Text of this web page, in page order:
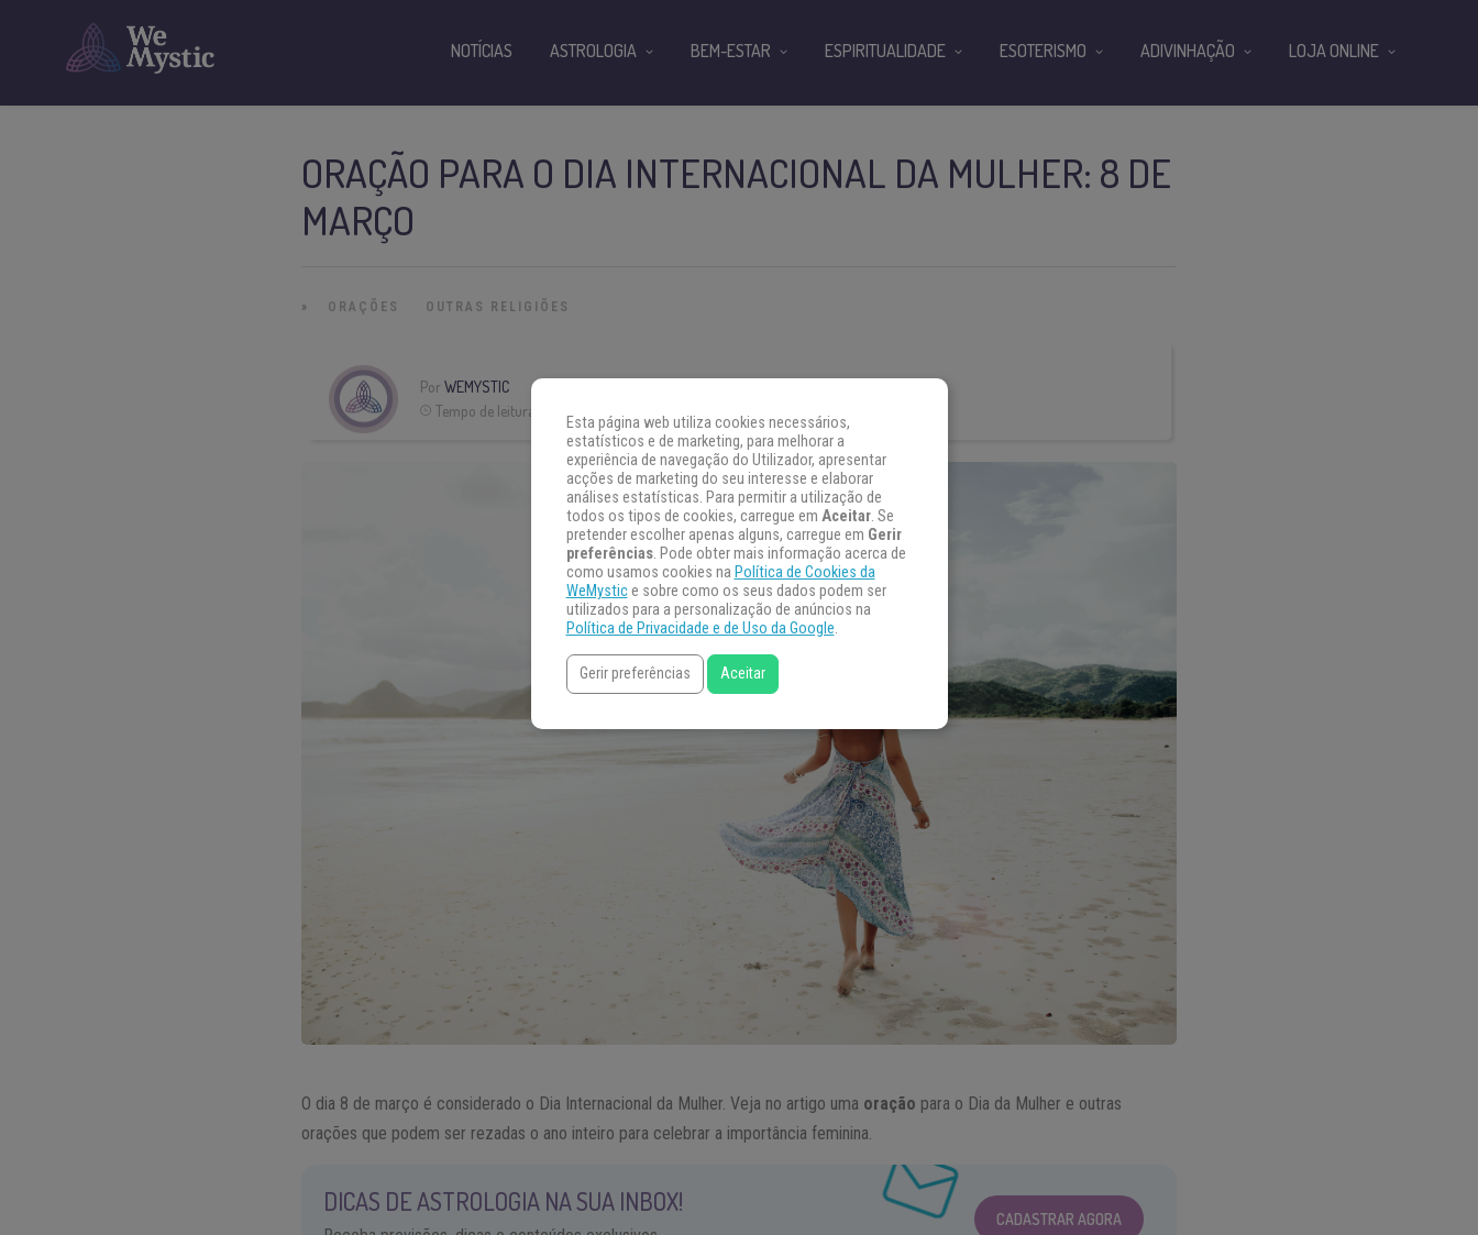
ORAÇÃO PARA O DIA INTERNACIONAL DA MULHER: 8 DE
MARÇO
» ORAÇÕES OUTRAS RELIGIÕES
Por WEMYSTIC
Tempo de leitura:
O dia 8 de março é considerado o Dia Internacional da Mulher. Veja no artigo uma oração para o Dia da Mulher e outras
orações que podem ser rezadas o ano inteiro para celebrar a importância feminina.
DICAS DE ASTROLOGIA NA SUA INBOX!
CADASTRAR AGORA
NOTÍCIAS ASTROLOGIA BEM-ESTAR ESPIRITUALIDADE ESOTERISMO ADIVINHAÇÃO LOJA ONLINE
Esta página web utiliza cookies necessários,
estatísticos e de marketing, para melhorar a
experiência de navegação do Utilizador, apresentar
acções de marketing do seu interesse e elaborar
análises estatísticas. Para permitir a utilização de
todos os tipos de cookies, carregue em Aceitar. Se
pretender escolher apenas alguns, carregue em Gerir
preferências. Pode obter mais informação acerca de
como usamos cookies na Política de Cookies da
WeMystice sobre como os seus dados podem ser
utilizados para a personalização de anúncios na
Política de Privacidade e de Uso da Google.
Gerir preferências Aceitar